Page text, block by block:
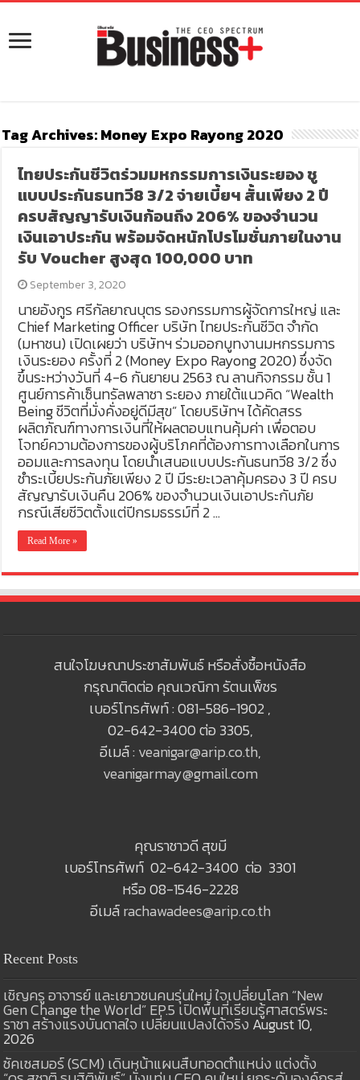
Tag Archives:Money Expo Rayong 2020
ไทยประกันชีวิตร่วมมหกรรมการเงินระยอง ชู
แบบประกันธนทวี8 3/2 จ่ายเบี้ยฯ สั้นเพียง 2 ปี
ครบสัญญารับเงินก้อนถึง 206% ของจำนวน
เงินเอาประกัน พร้อมจัดหนักโปรโมชั่นภายในงาน
รับ Voucher สูงสุด 100,000 บาท
September 3, 2020
นายอังกูร ศรีกัลยาณบุตร รองกรรมการผู้จัดการใหญ่ และ
Chief Marketing Officer บริษัท ไทยประกันชีวิต จำกัด
(มหาชน) เปิดเผยว่า บริษัทฯ ร่วมออกบูทงานมหกรรมการ
เงินระยอง ครั้งที่ 2 (Money Expo Rayong 2020) ซึ่งจัด
ขึ้นระหว่างวันที่ 4-6 กันยายน 2563 ณ ลานกิจกรรม ชั้น 1
ศูนย์การค้าเซ็นทรัลพลาซา ระยอง ภายใต้แนวคิด “Wealth
Being ชีวิตที่มั่งคั่งอยู่ดีมีสุข” โดยบริษัทฯ ได้คัดสรร
ผลิตภัณฑ์ทางการเงินที่ให้ผลตอบแทนคุ้มค่า เพื่อตอบ
โจทย์ความต้องการของผู้บริโภคที่ต้องการทางเลือกในการ
ออมและการลงทุน โดยนำเสนอแบบประกันธนทวี8 3/2 ซึ่ง
ชำระเบี้ยประกันภัยเพียง 2 ปี มีระยะเวลาคุ้มครอง 3 ปี ครบ
สัญญารับเงินคืน 206% ของจำนวนเงินเอาประกันภัย
กรณีเสียชีวิตตั้งแต่ปีกรมธรรม์ที่ 2 …
Read More »
สนใจโฆษณาประชาสัมพันธ์ หรือสั่งซื้อหนังสือ
กรุณาติดต่อ คุณเวณิกา รัตนเพ็ชร
เบอร์โทรศัพท์ : 081-586-1902 ,
02-642-3400 ต่อ 3305,
อีเมล์ : veanigar@arip.co.th,
veanigarmay@gmail.com
คุณราชาวดี สุขมี
เบอร์โทรศัพท์ 02-642-3400 ต่อ 3301
หรือ 08-1546-2228
อีเมล์rachawadees@arip.co.th
Recent Posts
เชิญครู อาจารย์ และเยาวชนคนรุ่นใหม่ ใจเปลี่ยนโลก “New
Gen Change the World” EP.5 เปิดพื้นที่เรียนรู้ศาสตร์พระ
ราชา สร้างแรงบันดาลใจ เปลี่ยนแปลงได้จริง August 10,
2026
ซัคเซสมอร์ (SCM) เดินหน้าแผนสืบทอดตำแหน่ง แต่งตั้ง